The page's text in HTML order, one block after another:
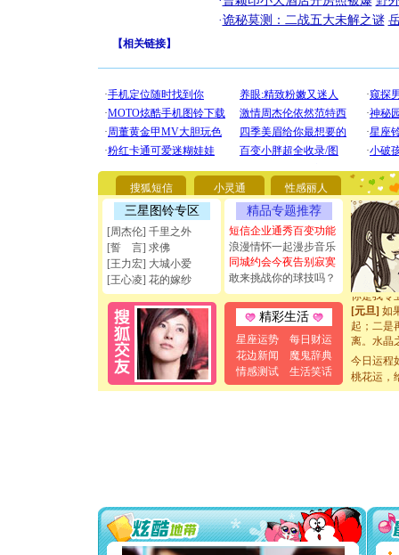
·诡秘莫测：二战五大未解之谜
【相关链接】
搜狐短信 小灵通 性感丽人
三星图铃专区
[周杰伦] 千里之外
[誓 言] 求佛
[王力宏] 大城小爱
[王心凌] 花的嫁纱
精品专题推荐
短信企业通秀百变功能
浪漫情怀一起漫步音乐
同城约会今夜告别寂寞
敢来挑战你的球技吗？
精彩生活
星座运势
每日财运
花边新闻
魔鬼辞典
情感测试
生活笑话
[圣诞节]
你太多
要平安！
[圣诞节]
能正大光
天都要快
[圣诞节]
如意,快
[元旦]看
断电。爱
你是我专
[元旦] 如
起；二是
离。水晶
泣，这痛
卖了。水
要平安！
[圣诞节]
能正大
今日运程
桃花运，